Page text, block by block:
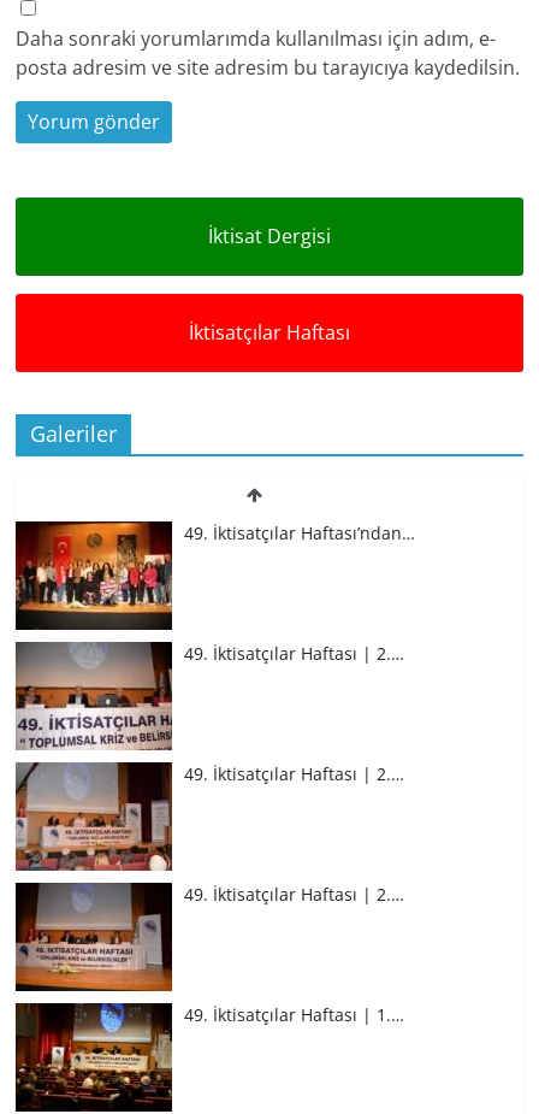
Daha sonraki yorumlarımda kullanılması için adım, e-
posta adresim ve site adresim bu tarayıcıya kaydedilsin.
İktisat Dergisi
İktisatçılar Haftası
Galeriler
49. İktisatçılar Haftası’ndan…
49. İktisatçılar Haftası | 2.…
49. İktisatçılar Haftası | 2.…
49. İktisatçılar Haftası | 2.…
49. İktisatçılar Haftası | 1.…